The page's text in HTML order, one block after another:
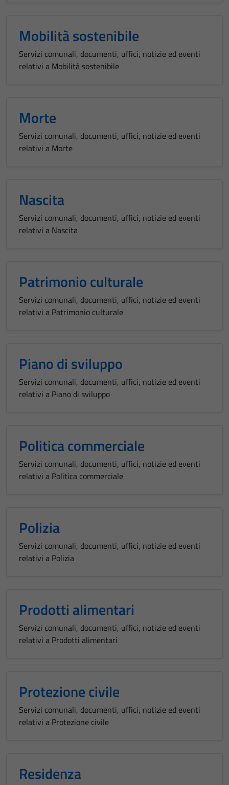
Mobilità sostenibile
Servizi comunali, documenti, uffici, notizie ed eventi
relativi a Mobilità sostenibile
Morte
Servizi comunali, documenti, uffici, notizie ed eventi
relativi a Morte
Nascita
Servizi comunali, documenti, uffici, notizie ed eventi
relativi a Nascita
Patrimonio culturale
Servizi comunali, documenti, uffici, notizie ed eventi
relativi a Patrimonio culturale
Piano di sviluppo
Servizi comunali, documenti, uffici, notizie ed eventi
relativi a Piano di sviluppo
Politica commerciale
Servizi comunali, documenti, uffici, notizie ed eventi
relativi a Politica commerciale
Polizia
Servizi comunali, documenti, uffici, notizie ed eventi
relativi a Polizia
Prodotti alimentari
Servizi comunali, documenti, uffici, notizie ed eventi
relativi a Prodotti alimentari
Protezione civile
Servizi comunali, documenti, uffici, notizie ed eventi
relativi a Protezione civile
Residenza